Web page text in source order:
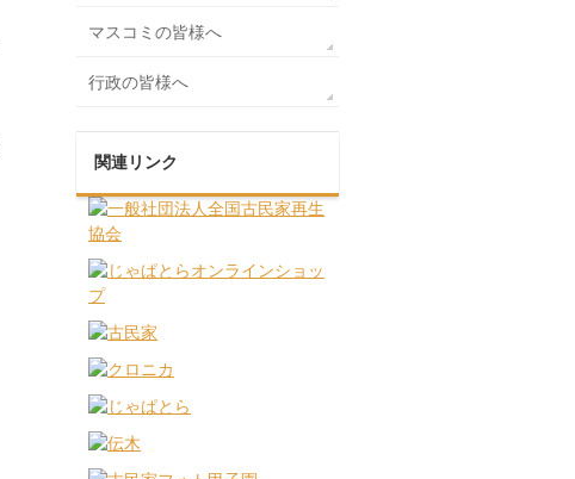
マスコミの皆様へ
行政の皆様へ
関連リンク